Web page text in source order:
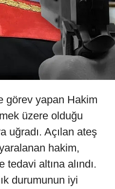
görev yapan Hakim
üzere olduğu
uğradı. Açılan ateş
hakim,
tedavi altına alındı.
durumunun iyi